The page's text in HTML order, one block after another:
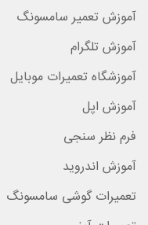
آموزش تعمیر سامسونگ
آموزش تلگرام
آموزشگاه تعمیرات موبایل
آموزش اپل
فرم نظر سنجی
آموزش اندروید
تعمیرات گوشی سامسونگ